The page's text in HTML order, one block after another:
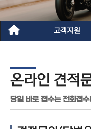
고객지원
온라인 견적
당일 바로 접수는 전화접